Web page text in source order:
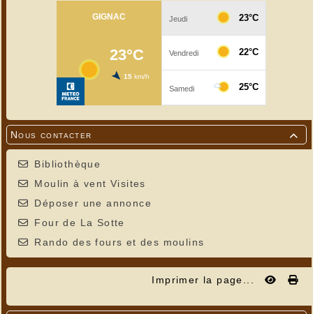

Nous contacter
Bibliothèque
Moulin à vent Visites
Déposer une annonce
Four de La Sotte
Rando des fours et des moulins
Imprimer la page...